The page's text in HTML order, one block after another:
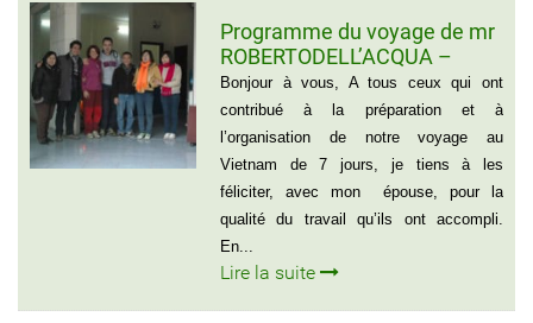
Programme du voyage de mr
ROBERTODELL’ACQUA –
ITALIA
Bonjour à vous, A tous ceux qui ont
contribué à la préparation et à
l’organisation de notre voyage au
Vietnam de 7 jours, je tiens à les
féliciter, avec mon épouse, pour la
qualité du travail qu’ils ont accompli.
En...
Lire la suite